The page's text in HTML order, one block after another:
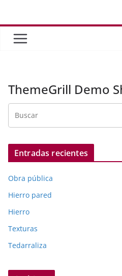
contenido
ThemeGrill Demo
Entradas recientes
Obra pública
Hierro pared
Hierro
Texturas
Tedarraliza